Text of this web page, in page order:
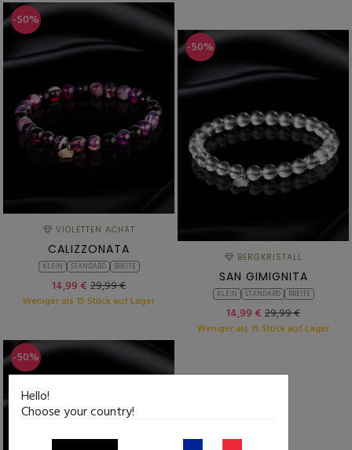
-50%
VIOLETTEN ACHAT
CALIZZONATA
KLEIN STANDARD BREITE
14,99 € 29,99 €
Weniger als 15 Stück auf Lager
-50%
BERGKRISTALL
SAN GIMIGNITA
KLEIN STANDARD BREITE
14,99 € 29,99 €
Weniger als 15 Stück auf Lager
-50%
Hello!
Choose your country!